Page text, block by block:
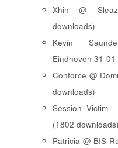
Xhin @
downloads)
Kevin
Eindhoven 31-
Conforce @
downloads)
Session Victim
(1802 downloads)
Patricia @ BIS